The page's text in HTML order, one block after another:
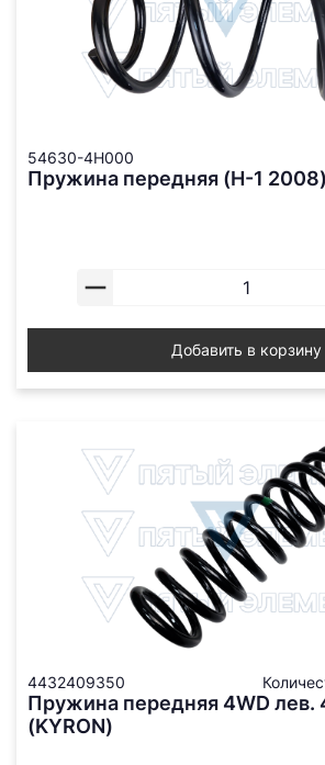
54630-4H000
Пружина передняя (H-1 2008)
Добавить в корзину
4432409350
Пружина передняя 4WD
(KYRON)